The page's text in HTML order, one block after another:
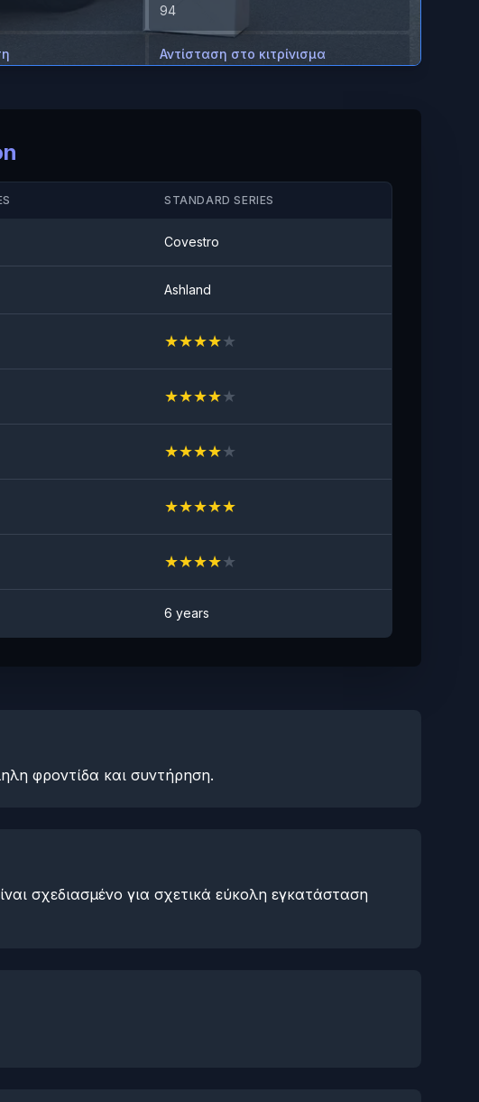
94
Αντίσταση στο κιτρίνισμα
STANDARD SERIES
Covestro
Ashland
★★★★★
★★★★★
★★★★★
★★★★★
★★★★★
6 years
φροντίδα και συντήρηση.
σχεδιασμένο για σχετικά εύκολη εγκατάσταση